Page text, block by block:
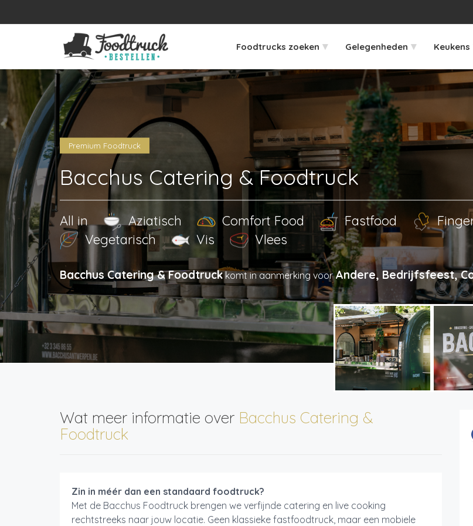
Foodtrucks zoeken ▾ Gelegenheden ▾ Keukens
Premium Foodtruck
Bacchus Catering & Foodtruck
All in Aziatisch Comfort Food Fastfood
Vegetarisch
Vis Vlees
Bacchus Catering & Foodtruckkomt in aanmerking voorAndere, Bedrijfsfeest,
Wat meer informatie over Bacchus Catering &
Foodtruck
Zin in méér dan een standaard foodtruck?
Met de Bacchus Foodtruck brengen we verfijnde catering en live cooking
rechtstreeks naar jouw locatie. Geen klassieke fastfoodtruck, maar een mobiele